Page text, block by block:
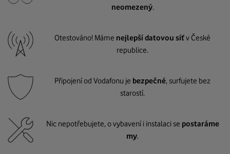
neomezený.
Otestováno! Máme nejlepší datovou síťv České
republice.
Připojení od Vodafonu je bezpečné, surfujete bez
starostí.
Nic nepotřebujete, o vybavení i instalaci se postaráme
my.